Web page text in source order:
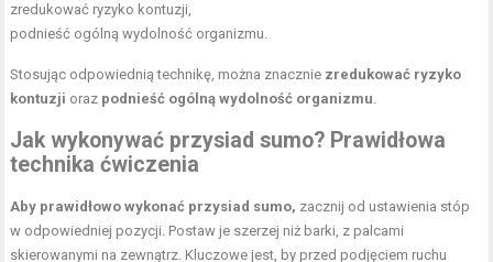
zredukować ryzyko kontuzji,
podnieść ogólnąwydolność organizmu.
Stosując odpowiednią technikę, można znacznie zredukować ryzyko
kontuzji oraz podnieść ogólną wydolność organizmu.
Jak wykonywać przysiad sumo? Prawidłowa
technika ćwiczenia
Aby prawidłowo wykonać przysiad sumo, zacznij od ustawienia stóp
w odpowiedniej pozycji. Postaw je szerzej niż barki, z palcami
skierowanymi na zewnątrz. Kluczowe jest, by przed podjęciem ruchu